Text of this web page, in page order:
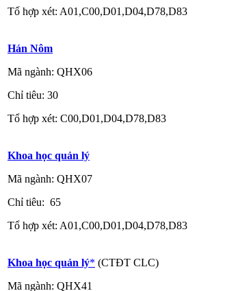
Tổ hợp xét: A01,C00,D01,D04,D78,D83
Hán Nôm
Mã ngành: QHX06
Chỉ tiêu: 30
Tổ hợp xét: C00,D01,D04,D78,D83
Khoa học quản lý
Mã ngành: QHX07
Chỉ tiêu: 65
Tổ hợp xét: A01,C00,D01,D04,D78,D83
Khoa học quản lý* (CTĐT CLC)
Mã ngành: QHX41